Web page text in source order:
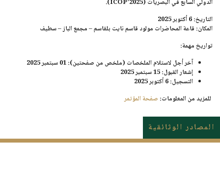
الدولي السابع في البصريات (ICOP’2025).
التاريخ: 6 أكتوبر 2025
المكان: قاعة المحاضرات مولود قاسم نايت بلقاسم – مجمع الباز – سطيف
تواريخ مهمة:
آخر أجل لاستلام الملخصات (ملخص من صفحتين):01 سبتمبر 2025
إشعار القبول:15 سبتمبر 2025
التسجيل:6 أكتوبر 2025
للمزيد من المعلومات: صفحة المؤتمر
المصادر الوثائقية